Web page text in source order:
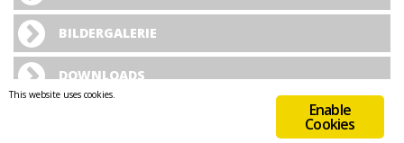
BILDERGALERIE
DOWNLOADS
Enable
Cookies
This website uses cookies.